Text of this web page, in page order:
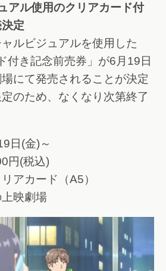
アル使用のクリアカード付
定
ルビジュアルを使用した
付き記念前売券」が6月19日
にて発売されることが決定
のため、なくなり次第終了
日(金)～
円(税込)
アカード（A5）
映劇場